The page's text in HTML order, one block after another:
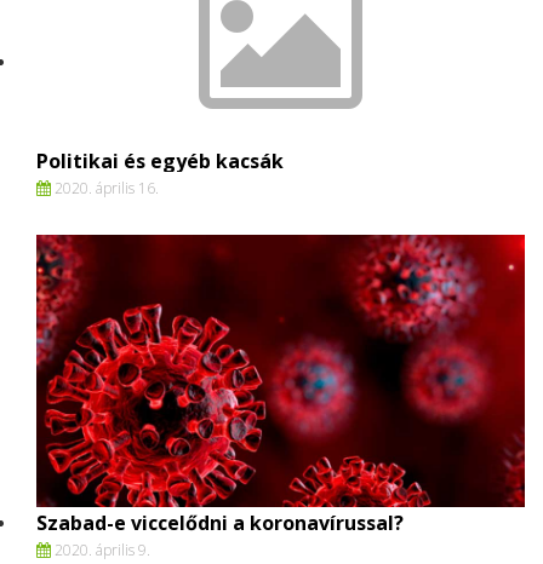
Politikai és egyéb kacsák
2020. április 16.
Szabad-e viccelődni a koronavírussal?
2020. április 9.